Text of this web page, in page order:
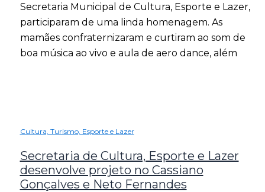
Secretaria Municipal de Cultura, Esporte e Lazer,
participaram de uma linda homenagem. As
mamães confraternizaram e curtiram ao som de
boa música ao vivo e aula de aero dance, além
Cultura, Turismo, Esporte e Lazer
Secretaria de Cultura, Esporte e Lazer
desenvolve projeto no Cassiano
Gonçalves e Neto Fernandes